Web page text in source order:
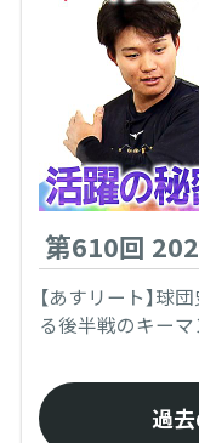
第610回
【あすリート】球
る後半戦のキー
過